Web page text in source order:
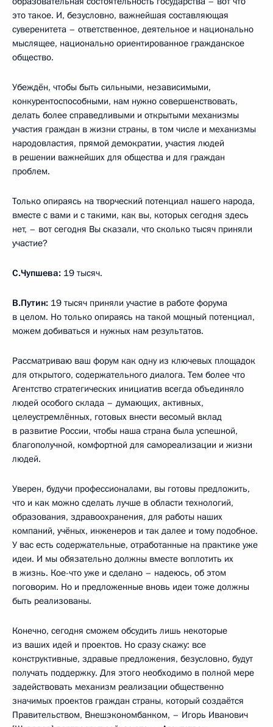
это такое. И, безусловно, важнейшая составляющая
суверенитета – ответственное, деятельное и национально
мыслящее, национально ориентированное гражданское
общество.
Убеждён, чтобы быть сильными, независимыми,
конкурентоспособными, нам нужно совершенствовать,
делать более справедливыми и открытыми механизмы
участия граждан в жизни страны, в том числе и механизмы
народовластия, прямой демократии, участия людей
в решении важнейших для общества и для граждан
проблем.
Только опираясь на творческий потенциал нашего народа,
вместе с вами и с такими, как вы, которых сегодня здесь
нет, – вот сегодня Вы сказали, что сколько тысяч приняли
участие?
С.Чупшева: 19 тысяч.
В.Путин: 19 тысяч приняли участие в работе форума
в целом. Но только опираясь на такой мощный потенциал,
можем добиваться и нужных нам результатов.
Рассматриваю ваш форум как одну из ключевых площадок
для открытого, содержательного диалога. Тем более что
Агентство стратегических инициатив всегда объединяло
людей особого склада – думающих, активных,
целеустремлённых, готовых внести весомый вклад
в развитие России, чтобы наша страна была успешной,
благополучной, комфортной для самореализации и жизни
людей.
Уверен, будучи профессионалами, вы готовы предложить,
что и как можно сделать лучше в области технологий,
образования, здравоохранения, для работы наших
компаний, учёных, инженеров и так далее и тому подобное.
У вас есть содержательные, отработанные на практике уже
идеи. И мы обязательно должны вместе воплотить их
в жизнь. Кое-что уже и сделано – надеюсь, об этом
поговорим. Но и предложенные вновь идеи тоже должны
быть реализованы.
Конечно, сегодня сможем обсудить лишь некоторые
из ваших идей и проектов. Но сразу скажу: все
конструктивные, здравые предложения, безусловно, будут
получать поддержку. Для этого необходимо в полной мере
задействовать механизм реализации общественно
значимых проектов граждан страны, который создаётся
Правительством, Внешэкономбанком, – Игорь Иванович